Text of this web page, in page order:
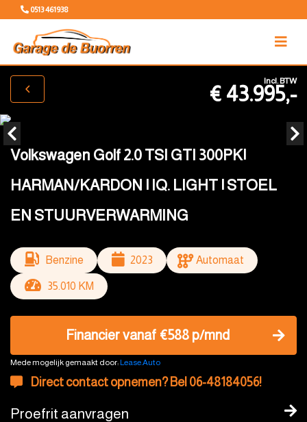
0513 461938
Incl. BTW
€ 43.995,-
Volkswagen Golf 2.0 TSI GTI 300PK|
HARMAN/KARDON | IQ. LIGHT | STOEL
EN STUURVERWARMING
Benzine 2023 Automaat
35.010 KM
Financier vanaf €588 p/mnd
Mede mogelijk gemaakt door:Lease.Auto
Direct contact opnemen? Bel 06-48184056!
Proefrit aanvragen